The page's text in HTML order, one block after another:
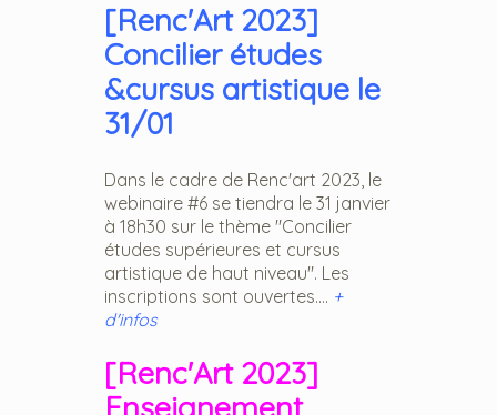
[Renc'Art 2023]
Concilier études
&cursus artistique le
31/01
Dans le cadre de Renc'art 2023, le
webinaire #6 se tiendra le 31 janvier
à 18h30 sur le thème "Concilier
études supérieures et cursus
artistique de haut niveau". Les
inscriptions sont ouvertes.... +
d'infos
[Renc'Art 2023]
Enseignement